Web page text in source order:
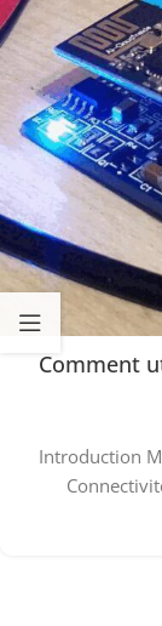
Comment
Introduction